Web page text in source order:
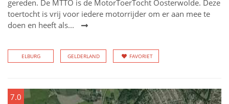
gereden. De MTTO is de MotorToerTocht Oosterwolde. Deze
toertocht is vrij voor iedere motorrijder om er aan mee te
doen en heeft als...
ELBURG GELDERLAND FAVORIET
7.0